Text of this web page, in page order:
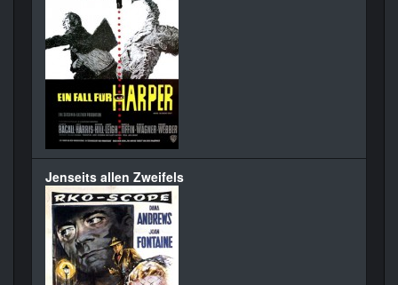
Jenseits allen Zweifels